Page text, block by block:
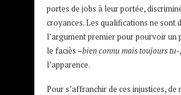
portes de jobs à leur portée,
croyances. Les qualifications ne sont
l’argument premier pour pourvoir un
le faciès –bien connu mais toujours tu-
l’apparence.
Pour s’affranchir de ces injustices, de